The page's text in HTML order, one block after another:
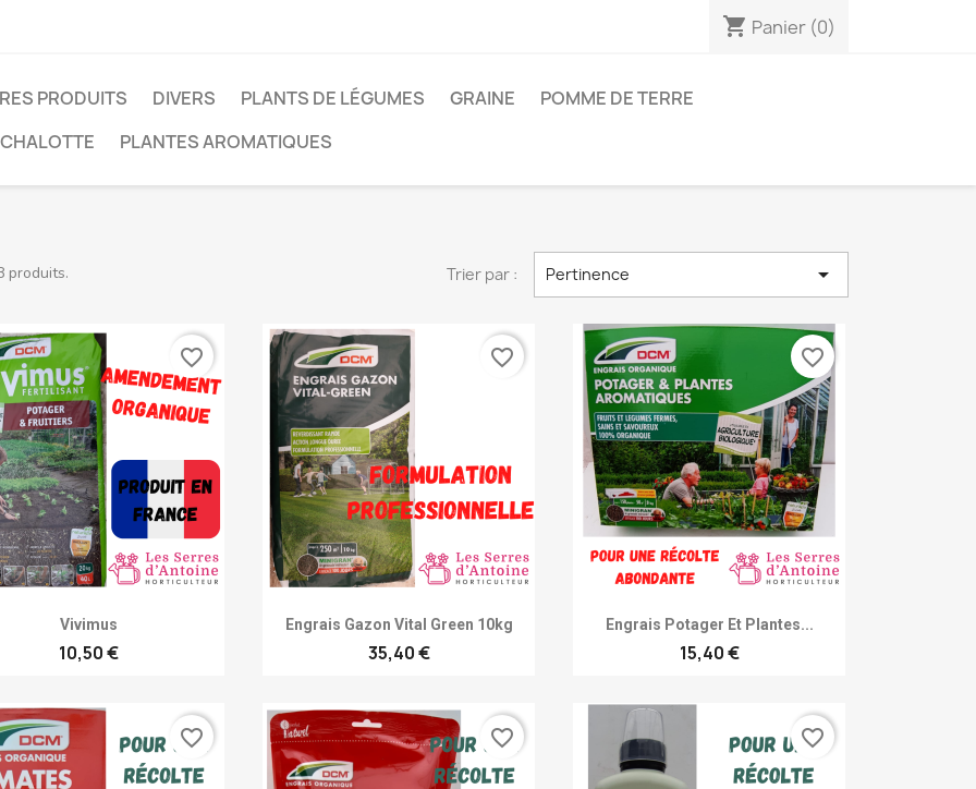
shopping_cart Panier (0)
PRODUITS DIVERS PLANTS DE LÉGUMES GRAINE
POMME DE TERRE
PLANTES AROMATIQUES
produits. Trier par : Pertinence 
Achat rapide
Vivimus
10,50 €
favorite_border
Achat rapide
Engrais Gazon Vital Green 10kg
35,40 €
favorite_border
Achat rapide
Engrais Potager Et Plantes...
15,40 €
favorite_border
favorite_border favorite_border favorite_border